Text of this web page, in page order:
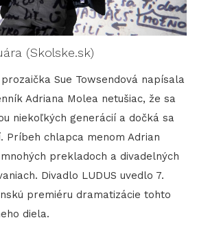
(Skolske.sk)
Sue Towsendová napísala
Adriana Molea netušiac, že sa
niekoľkých generácií a dočká sa
Príbeh chlapca menom Adrian
prekladoch a divadelných
Divadlo LUDUS uvedlo 7.
premiéru dramatizácie tohto
diela.